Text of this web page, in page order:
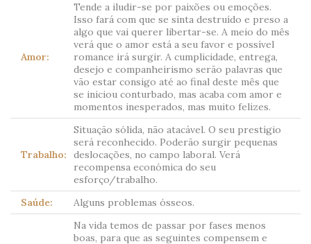
Amor:
Tende a iludir-se por paixões ou emoções.
Isso fará com que se sinta destruído e preso a
algo que vai querer libertar-se. A meio do mês
verá que o amor está a seu favor e possível
romance irá surgir. A cumplicidade, entrega,
desejo e companheirismo serão palavras que
vão estar consigo até ao final deste mês que
se iniciou conturbado, mas acaba com amor e
momentos inesperados, mas muito felizes.
Trabalho:
Situação sólida, não atacável. O seu prestígio
será reconhecido. Poderão surgir pequenas
deslocações, no campo laboral. Verá
recompensa económica do seu
esforço/trabalho.
Saúde:
Alguns problemas ósseos.
Na vida temos de passar por fases menos
boas, para que as seguintes compensem e